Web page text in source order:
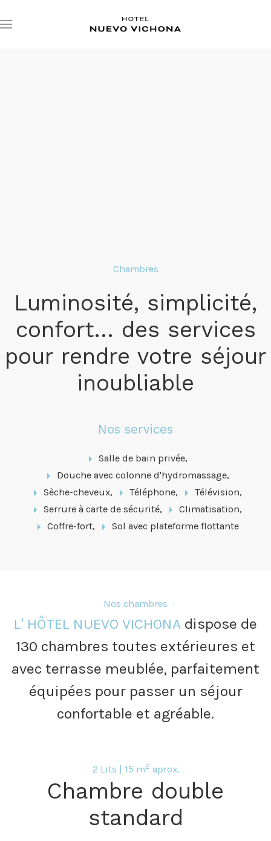
Chambres
Luminosité, simplicité,
confort… des services
pour rendre votre séjour
inoubliable
Nos services
Salle de bain privée,
Douche avec colonne d'hydromassage,
Sèche-cheveux,
Téléphone,
Télévision,
Serrure à carte de sécurité,
Climatisation,
Coffre-fort,
Sol avec plateforme flottante
Nos chambres
L' HÔTEL NUEVO VICHONA dispose de
130 chambres toutes extérieures et
avec terrasse meublée, parfaitement
équipées pour passer un séjour
confortable et agréable.
2 Lits | 15 m2 aprox.
Chambre double
standard